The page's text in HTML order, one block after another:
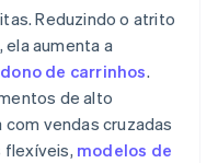
Reduzindo o atrito
aumenta a
de carrinhos.
de alto
vendas cruzadas
flexíveis, modelos de